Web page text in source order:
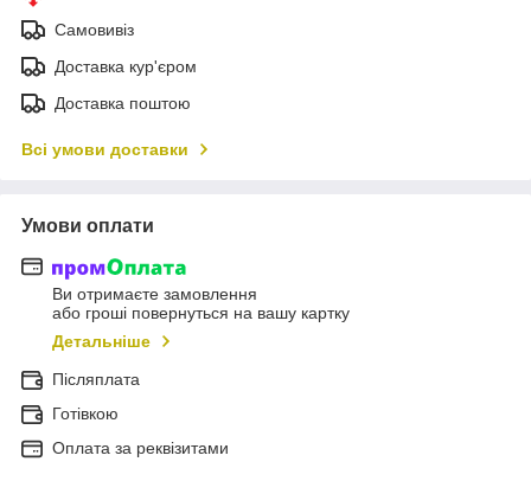
Самовивіз
Доставка кур'єром
Доставка поштою
Всі умови доставки
Умови оплати
Ви отримаєте замовлення
або гроші повернуться на вашу картку
Детальніше
Післяплата
Готівкою
Оплата за реквізитами